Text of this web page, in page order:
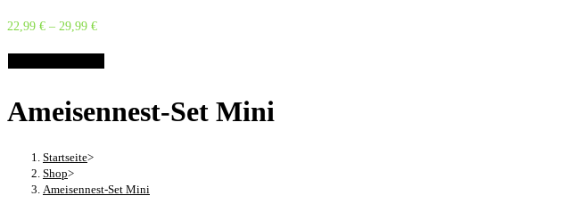
22,99 € – 29,99 €
Ameisennest-Set Mini
Startseite>
Shop>
Ameisennest-Set Mini